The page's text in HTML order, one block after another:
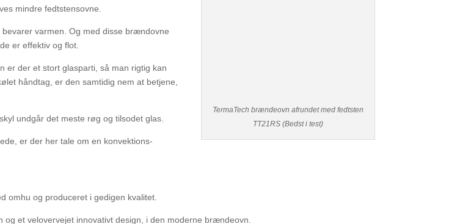
TermaTech brændeovn afrundet med fedtsten
TT21RS (Bedst i test)
mindre fedtstensovne.
varmen. Og med disse brændovne
er effektiv og flot.
er der et stort glasparti, så man rigtig kan
håndtag, er den samtidig nem at betjene,
undgår det meste røg og tilsodet glas.
er der her tale om en konvektions-
omhu og produceret i gedigen kvalitet.
et velovervejet innovativt design, i den moderne brændeovn.